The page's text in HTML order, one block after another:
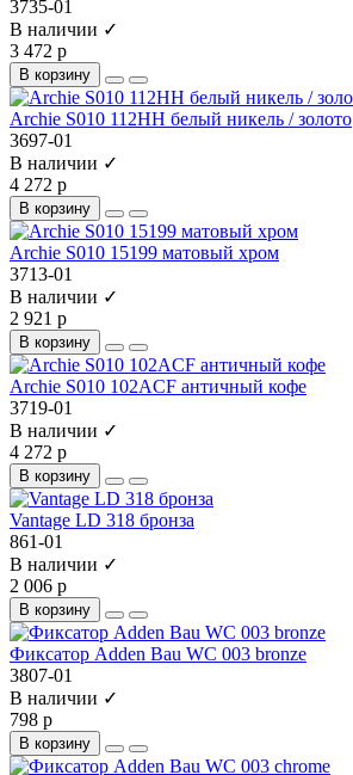
3735-01
В наличии ✓
3 472 р
В корзину
Archie S010 112HH белый никель / золото
3697-01
В наличии ✓
4 272 р
В корзину
Archie S010 15199 матовый хром
3713-01
В наличии ✓
2 921 р
В корзину
Archie S010 102ACF античный кофе
3719-01
В наличии ✓
4 272 р
В корзину
Vantage LD 318 бронза
861-01
В наличии ✓
2 006 р
В корзину
Фиксатор Adden Bau WC 003 bronze
3807-01
В наличии ✓
798 р
В корзину